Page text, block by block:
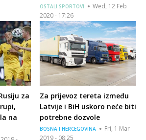
OSTALI SPORTOVI
Wed, 12 Feb
2020 - 17:26
za
na
Za prijevoz tereta između
Latvije i BiH uskoro neće biti
potrebne dozvole
BOSNA I HERCEGOVINA
Fri, 1 Mar
2019 - 08:25